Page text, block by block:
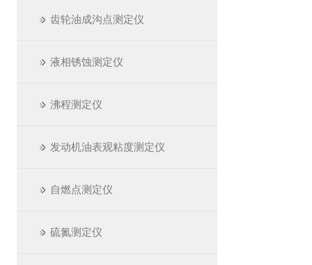
齿轮油成沟点测定仪
液相锈蚀测定仪
沸程测定仪
发动机油表观粘度测定仪
自燃点测定仪
硫氮测定仪